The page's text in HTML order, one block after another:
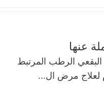
عنها
الرطب المرتبط